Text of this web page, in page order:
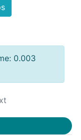
0.003